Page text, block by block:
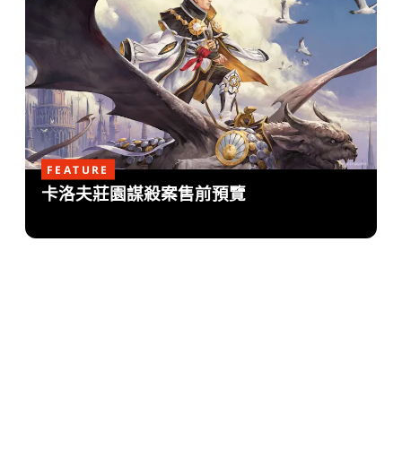
FEATURE
卡洛夫莊園謀殺案售前預覽